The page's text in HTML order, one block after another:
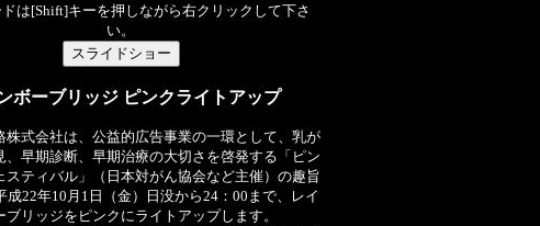
は[Shift]キーを押しながら右クリックして下さ
い。
ボーブリッジ ピンクライトアップ
株式会社は、公益的広告事業の一環として、乳が
、早期診断、早期治療の大切さを啓発する「ピン
スティバル」（日本対がん協会など主催）の趣旨
成22年10月1日（金）日没から24：00まで、レイ
ブリッジをピンクにライトアップします。